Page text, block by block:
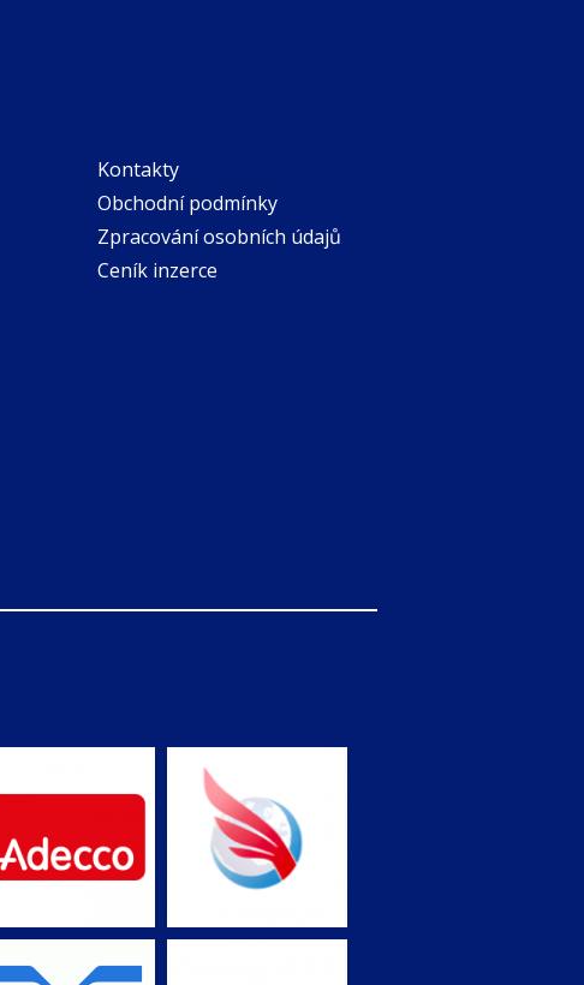
Kontakty
Obchodní podmínky
Zpracování osobních údajů
Ceník inzerce